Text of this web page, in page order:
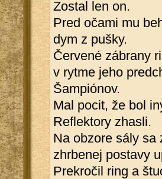
Zostal len on.
Pred očami mu
dym z pušky.
Červené zábrany
v rytme jeho
Šampiónov.
Mal pocit, že bol
Reflektory zhasli.
Na obzore sály sa
zhrbenej postavy
Prekročil ring a